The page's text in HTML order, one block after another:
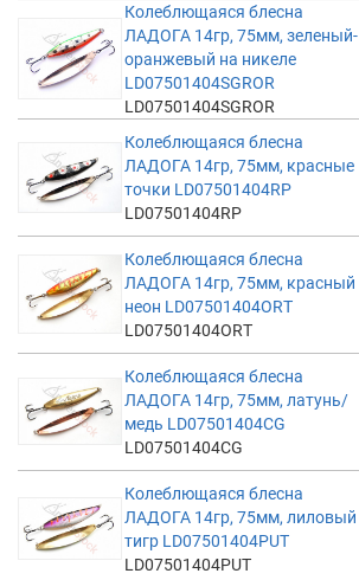
Колеблющаяся блесна
ЛАДОГА 14гр, 75мм, зеленый-
оранжевый на никеле
LD07501404SGROR
LD07501404SGROR
Колеблющаяся блесна
ЛАДОГА 14гр, 75мм, красные
точки LD07501404RP
LD07501404RP
Колеблющаяся блесна
ЛАДОГА 14гр, 75мм, красный
неон LD07501404ORT
LD07501404ORT
Колеблющаяся блесна
ЛАДОГА 14гр, 75мм, латунь/
медь LD07501404CG
LD07501404CG
Колеблющаяся блесна
ЛАДОГА 14гр, 75мм, лиловый
тигр LD07501404PUT
LD07501404PUT